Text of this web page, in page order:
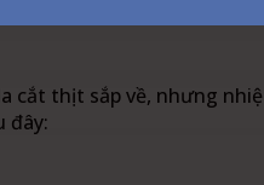
thịt sắp về, nhưng
đây: